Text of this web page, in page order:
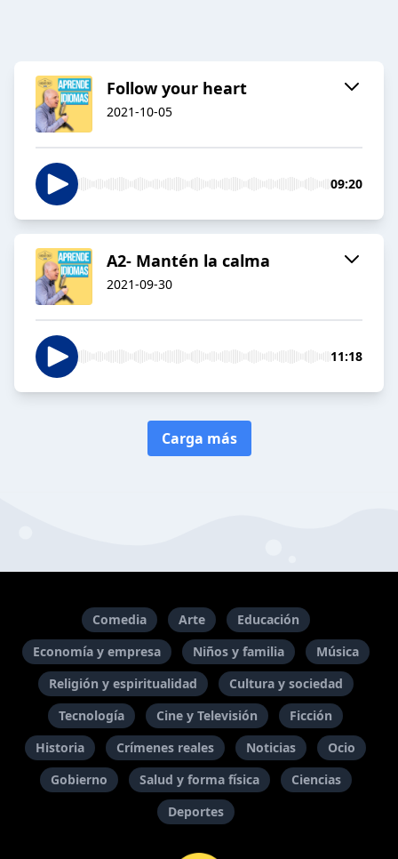
Follow your heart
2021-10-05
09:20
A2- Mantén la calma
2021-09-30
11:18
Carga más
Comedia Arte
Educación
Economía y empresa
Niños y familia
Música
Religión y espiritualidad
Cultura y sociedad
Tecnología
Cine y Televisión
Ficción
Historia
Crímenes reales Noticias
Ocio
Gobierno
Salud y forma física
Ciencias
Deportes